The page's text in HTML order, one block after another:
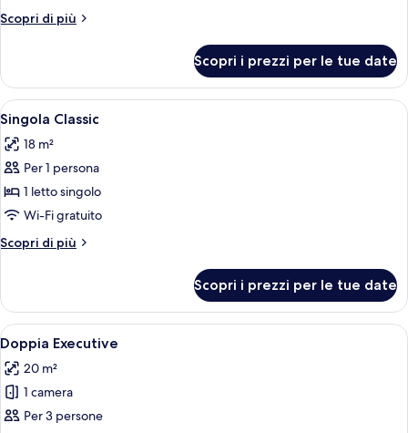
Scopri di più
Altri
Superior
Scopri i prezzi per le tue date
Apri
tutte
le
foto
per
Singola
Classic
Una camera d'albergo con un letto,
5
Singola Classic
18 m²
Per 1 persona
1 letto singolo
Wi-Fi gratuito
Scopri di più
Altri
Classic
Scopri i prezzi per le tue date
Apri
tutte
le
foto
per
Un bagno moderno con doccia a
4
Doppia Executive
20 m²
1 camera
Per 3 persone